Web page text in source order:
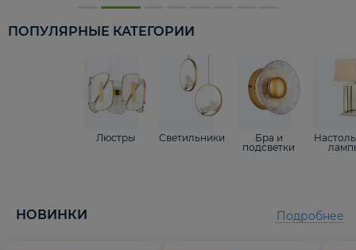
ПОПУЛЯРНЫЕ КАТЕГОРИИ
Люстры Светильники
Бра и
подсветки
НОВИНКИ Подробнее